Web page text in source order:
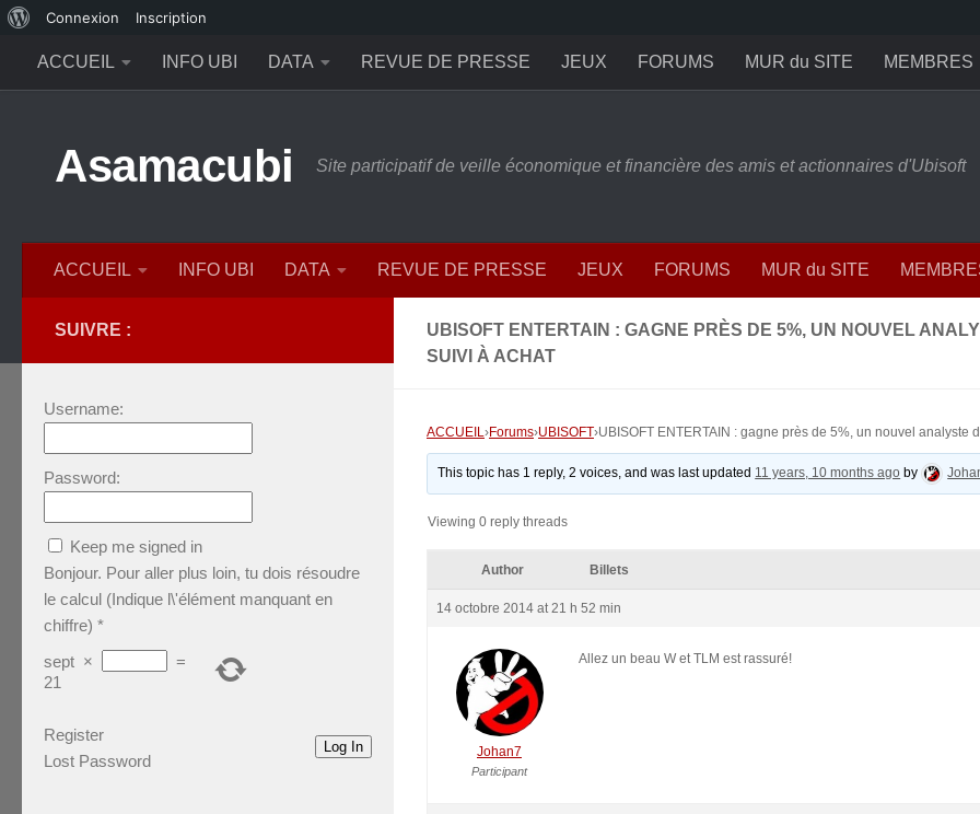
propos
de
Connexion Inscription
ACCUEIL
INFO UBI DATA REVUE DE PRESSE JEUX FORUMS MUR du SITE MEMBRES
Asamacubi Site participatif de veille économique et financière des amis et actionnaires d'Ubisoft
ACCUEIL INFO UBI DATA REVUE DE PRESSE JEUX FORUMS MUR du SITE
UBISOFT ENTERTAIN : GAGNE PRÈS DE 5%, UN NOUVEL
SUIVI À ACHAT
ACCUEIL›Forums›UBISOFT›UBISOFT ENTERTAIN : gagne près de 5%, un nouvel analyste
This topic has 1 reply, 2 voices, and was last updated 11 years, 10 months ago by
Viewing 0 reply threads
Author Billets
14 octobre 2014 at 21 h 52 min
Johan7
Participant
Allez un beau W et TLM est rassuré!
SUIVRE :
Username:
Password:
Keep me signed in
Bonjour. Pour aller plus loin, tu dois résoudre
le calcul (Indique l\'élément manquant en
chiffre) *
sept ×
=
21
Log In
Register
Lost Password